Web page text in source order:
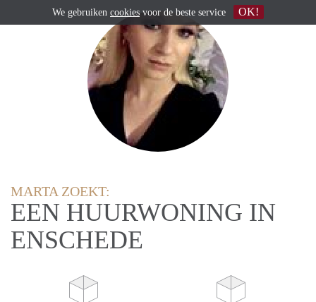
MARTA ZOEKT:
EEN HUURWONING IN
ENSCHEDE
We gebruiken cookies voor de beste service OK!